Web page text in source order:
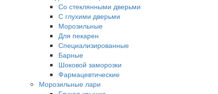
Со стеклянными дверьми
С глухими дверьми
Морозильные
Для пекарен
Специализированные
Барные
Шоковой заморозки
Фармацевтические
Морозильные лари